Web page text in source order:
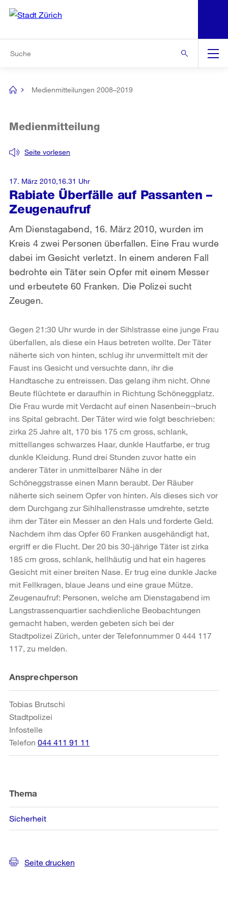
Navigation
[no
Medienmitteilungen 2008–2019
Rabiate Überfälle auf Passanten –
Zeugenaufruf
Seite vorlesen
Medienmitteilung
Am Dienstagabend, 16. März 2010, wurden im
Kreis 4 zwei Personen überfallen. Eine Frau wurde
dabei im Gesicht verletzt. In einem anderen Fall
bedrohte ein Täter sein Opfer mit einem Messer
und erbeutete 60 Franken. Die Polizei sucht
Zeugen.
17. März 2010,16.31 Uhr
Gegen 21:30 Uhr wurde in der Sihlstrasse eine junge Frau
überfallen, als diese ein Haus betreten wollte. Der Täter
näherte sich von hinten, schlug ihr unvermittelt mit der
Faust ins Gesicht und versuchte dann, ihr die
Handtasche zu entreissen. Das gelang ihm nicht. Ohne
Beute flüchtete er daraufhin in Richtung Schöneggplatz.
Die Frau wurde mit Verdacht auf einen Nasenbein¬bruch
ins Spital gebracht. Der Täter wird wie folgt beschrieben:
zirka 25 Jahre alt, 170 bis 175 cm gross, schlank,
mittellanges schwarzes Haar, dunkle Hautfarbe, er trug
dunkle Kleidung. Rund drei Stunden zuvor hatte ein
anderer Täter in unmittelbarer Nähe in der
Schöneggstrasse einen Mann beraubt. Der Räuber
näherte sich seinem Opfer von hinten. Als dieses sich vor
dem Durchgang zur Sihlhallenstrasse umdrehte, setzte
ihm der Täter ein Messer an den Hals und forderte Geld.
Nachdem ihm das Opfer 60 Franken ausgehändigt hat,
ergriff er die Flucht. Der 20 bis 30-jährige Täter ist zirka
185 cm gross, schlank, hellhäutig und hat ein hageres
Gesicht mit einer breiten Nase. Er trug eine dunkle Jacke
mit Fellkragen, blaue Jeans und eine graue Mütze.
Zeugenaufruf: Personen, welche am Dienstagabend im
Langstrassenquartier sachdienliche Beobachtungen
gemacht haben, werden gebeten sich bei der
Stadtpolizei Zürich, unter der Telefonnummer 0 444 117
117, zu melden.
Weitere
Informationen
Ansprechperson
Tobias Brutschi
Stadtpolizei
Infostelle
Telefon 044 411 91 11
Thema
Sicherheit
Seite drucken